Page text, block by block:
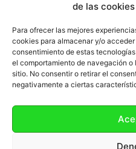
de las cookies
Para ofrecer las mejores
cookies para almacenar y/o
consentimiento de estas
el comportamiento de navegación
sitio. No consentir o retirar el
negativamente a ciertas
SOBRE